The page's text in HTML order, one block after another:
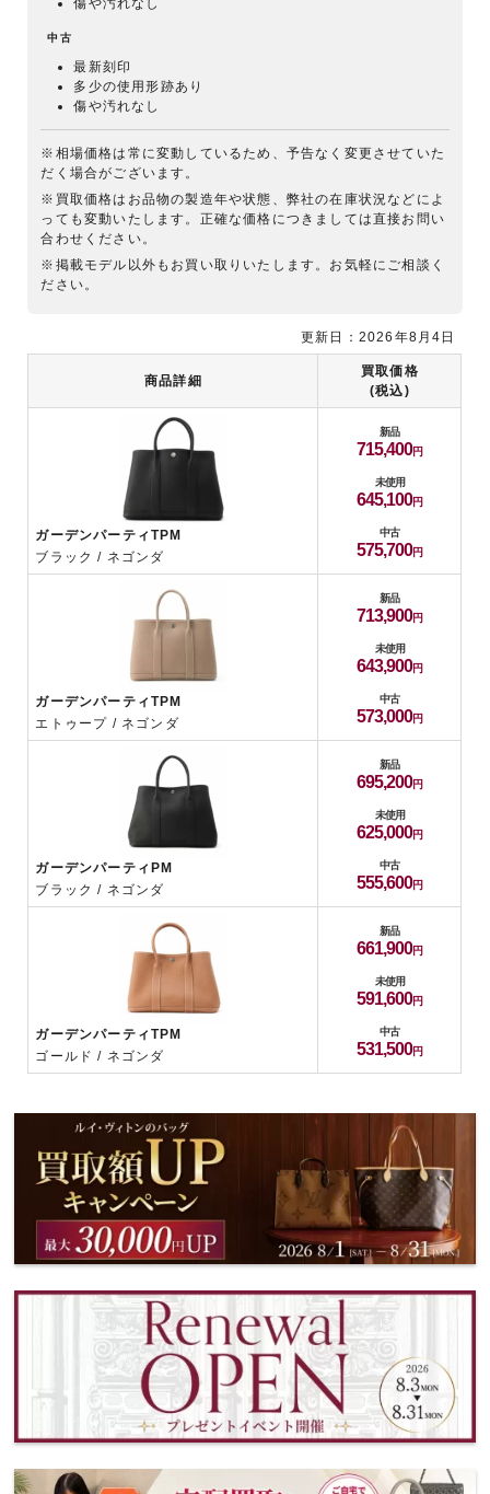
傷や汚れなし
中古
最新刻印
多少の使用形跡あり
傷や汚れなし
※相場価格は常に変動しているため、予告なく変更させていた
だく場合がございます。
※買取価格はお品物の製造年や状態、弊社の在庫状況などによ
っても変動いたします。正確な価格につきましては直接お問い
合わせください。
※掲載モデル以外もお買い取りいたします。お気軽にご相談く
ださい。
商品詳細
買取価格
(税込)
ガーデンパーティTPM
ブラック / ネゴンダ
新品
715,400
未使用
645,100
中古
575,700
ガーデンパーティTPM
エトゥープ / ネゴンダ
新品
713,900
未使用
643,900
中古
573,000
ガーデンパーティPM
ブラック / ネゴンダ
新品
695,200
未使用
625,000
中古
555,600
ガーデンパーティTPM
ゴールド / ネゴンダ
新品
661,900
未使用
591,600
中古
531,500
更新日：2026年8月4日